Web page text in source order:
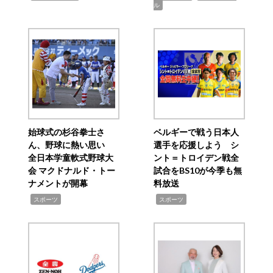
ル
始球式の杉谷拳士さ
ん、野球に熱い思い
全日本学童軟式野球大
会 マクドナルド・トー
ナメントが開幕
スポーツ
ベルギーで戦う日本人
選手を応援しよう シ
ント＝トロイデン戦全
試合をBS10が今季も無
料放送
スポーツ